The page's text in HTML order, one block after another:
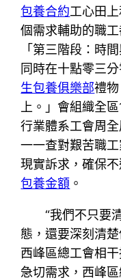
包養合約工心田
個需求輔助的職
「第三階段：時
同時在十點零三
生包養俱樂部禮
上。」會組織全
行業體系工會周
一一查對艱苦職
現實訴求，確保
包養金額 。
“我們不只要
態，還要深刻清
西峰區總工會相
急切需求，西峰